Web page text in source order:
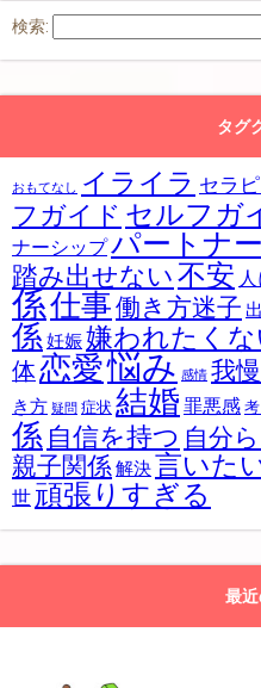
検索:
タグ
おもてなし イライラ セラ
フガイド セルフガ
ナーシップパートナ
踏み出せない不安
係仕事働き方迷子
係 妊娠嫌われたくな
体恋愛悩み 感情 我
き方 疑問 症状 結婚 罪悪感
係 自信を持つ 自分
親子関係 解決言いた
世 頑張りすぎる
最